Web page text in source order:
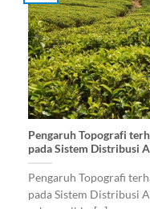
Pengaruh Topografi
pada Sistem Distribusi
Pengaruh Topografi
pada Sistem Distribusi